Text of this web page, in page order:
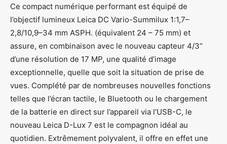
Ce compact numérique performant est équipé de
l’objectif lumineux Leica DC Vario-Summilux 1:1,7–
2,8/10,9–34 mm ASPH. (équivalent 24 – 75 mm) et
assure, en combinaison avec le nouveau capteur 4/3’’
d’une résolution de 17 MP, une qualité d’image
exceptionnelle, quelle que soit la situation de prise de
vues. Complété par de nombreuses nouvelles fonctions
telles que l’écran tactile, le Bluetooth ou le chargement
de la batterie en direct sur l’appareil via l’USB-C, le
nouveau Leica D-Lux 7 est le compagnon idéal au
quotidien. Extrêmement polyvalent, il offre en effet une